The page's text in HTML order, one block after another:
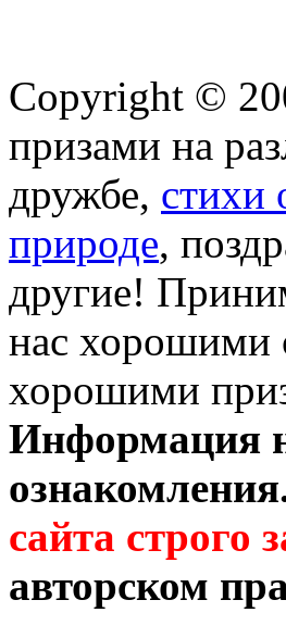
Copyright ©
призами на
дружбе, стихи
природе,
другие!
нас хорошими
хорошими
Информация
сайта строго
авторском